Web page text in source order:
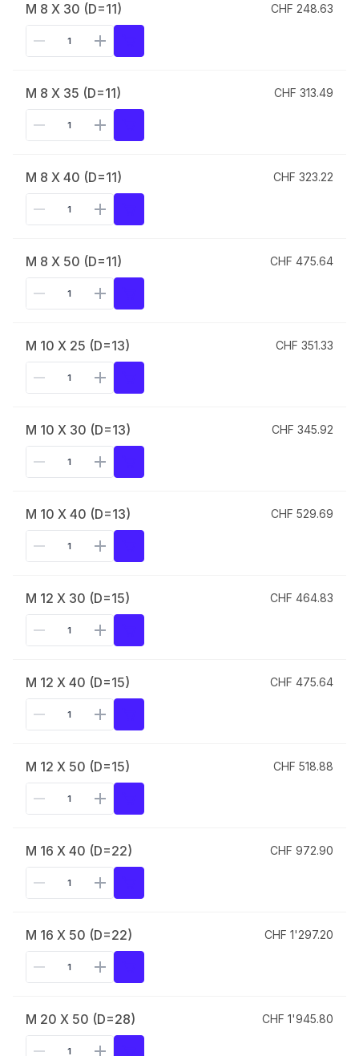
M 8 X 30 (D=11) CHF 248.63
M 8 X 35 (D=11) CHF 313.49
M 8 X 40 (D=11) CHF 323.22
M 8 X 50 (D=11) CHF 475.64
M 10 X 25 (D=13) CHF 351.33
M 10 X 30 (D=13) CHF 345.92
M 10 X 40 (D=13) CHF 529.69
M 12 X 30 (D=15) CHF 464.83
M 12 X 40 (D=15) CHF 475.64
M 12 X 50 (D=15) CHF 518.88
M 16 X 40 (D=22) CHF 972.90
M 16 X 50 (D=22) CHF 1'297.20
M 20 X 50 (D=28) CHF 1'945.80